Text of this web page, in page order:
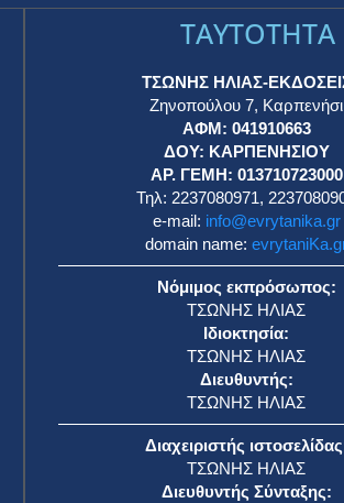
TAYTOTHTA
ΤΣΩΝΗΣ ΗΛΙΑΣ-
Ζηνοπούλου 7, Καρπενήσι
ΑΦΜ: 041910663
ΔΟΥ: ΚΑΡΠΕΝΗΣΙΟΥ
ΑΡ. ΓΕΜΗ: 013710723000
Τηλ: 2237080971,
e-mail: info@evrytanika.gr
domain name:
Νόμιμος εκπρόσωπος:
ΤΣΩΝΗΣ ΗΛΙΑΣ
Ιδιοκτησία:
ΤΣΩΝΗΣ ΗΛΙΑΣ
Διευθυντής:
ΤΣΩΝΗΣ ΗΛΙΑΣ
Διαχειριστής
ΤΣΩΝΗΣ ΗΛΙΑΣ
Διευθυντής Σύνταξης: